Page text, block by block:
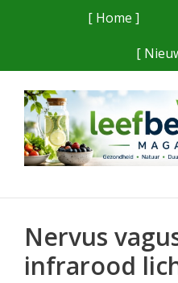
[ Home ]
[
Nervus
infrarood